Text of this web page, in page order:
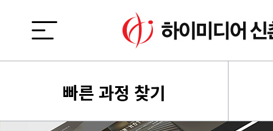
빠른 과정 찾기